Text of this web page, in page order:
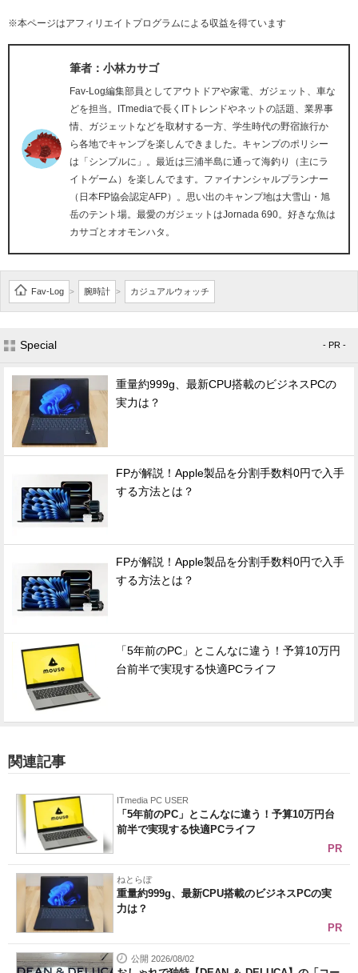
※本ページはアフィリエイトプログラムによる収益を得ています
筆者：小林カサゴ
Fav-Log編集部員としてアウトドアや家電、ガジェット、車な
どを担当。ITmediaで長くITトレンドやネットの話題、業界事
情、ガジェットなどを取材する一方、学生時代の野宿旅行か
ら各地でキャンプを楽しんできました。キャンプのポリシー
は「シンプルに」。最近は三浦半島に通って海釣り（主にラ
イトゲーム）を楽しんでます。ファイナンシャルプランナー
（日本FP協会認定AFP）。思い出のキャンプ地は大雪山・旭
岳のテント場。最愛のガジェットはJornada 690。好きな魚は
カサゴとオオモンハタ。
Fav-Log > 腕時計 > カジュアルウォッチ
Special - PR -
重量約999g、最新CPU搭載のビジネスPCの
実力は？
FPが解説！Apple製品を分割手数料0円で入手
する方法とは？
FPが解説！Apple製品を分割手数料0円で入手
する方法とは？
「5年前のPC」とこんなに違う！予算10万円
台前半で実現する快適PCライフ
関連記事
ITmedia PC USER
「5年前のPC」とこんなに違う！予算10万円台
前半で実現する快適PCライフ
PR
ねとらぼ
重量約999g、最新CPU搭載のビジネスPCの実
力は？
PR
公開 2026/08/02